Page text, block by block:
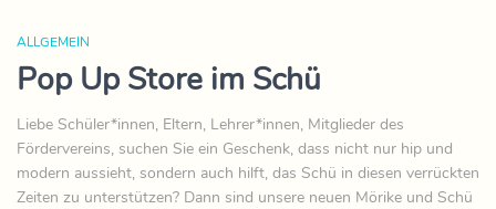
ALLGEMEIN
Pop Up Store im Schü
Liebe Schüler*innen, Eltern, Lehrer*innen, Mitglieder des
Fördervereins, suchen Sie ein Geschenk, dass nicht nur hip und
modern aussieht, sondern auch hilft, das Schü in diesen verrückten
Zeiten zu unterstützen? Dann sind unsere neuen Mörike und Schü